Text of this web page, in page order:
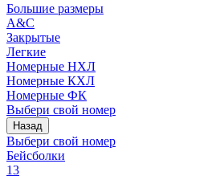
Большие размеры
A&C
Закрытые
Легкие
Номерные НХЛ
Номерные КХЛ
Номерные ФК
Выбери свой номер
Назад
Выбери свой номер
Бейсболки
13